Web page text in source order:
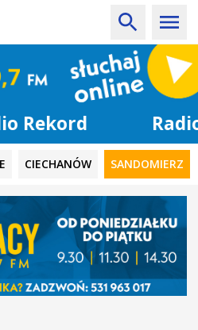
CIECHANÓW SANDOMIERZ